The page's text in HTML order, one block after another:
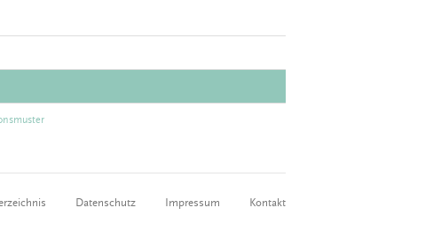
Datenschutz Impressum Kontakt